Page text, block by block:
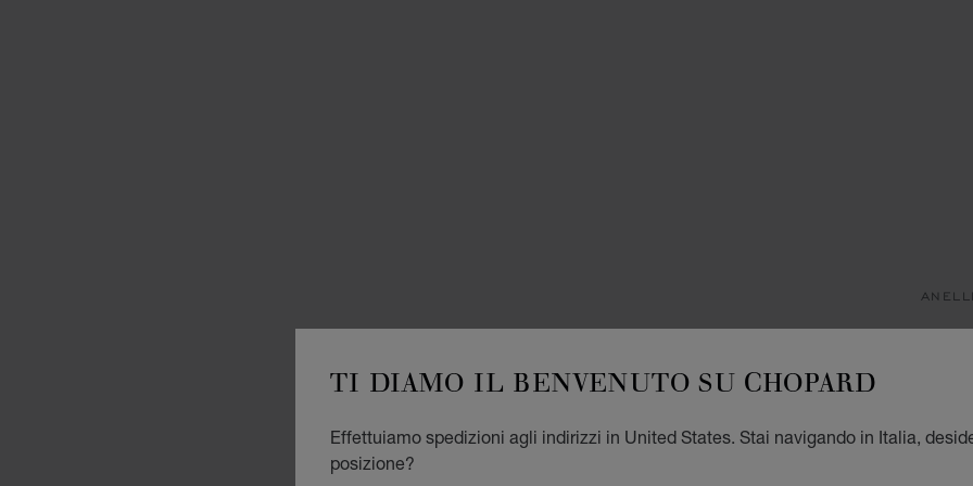
TI DIAMO IL BENVENUTO SU CHOPARD
Effettuiamo spedizioni agli indirizzi in United States. Stai navigando in Italia,
posizione?
ANELLI
A